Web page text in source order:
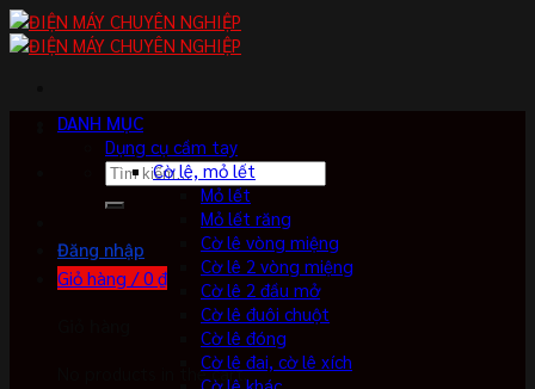
Skip
to
Tìm
kiếm:
Đăng nhập
Giỏ hàng /0 ₫
No products in the cart.
DANH MỤC
Dụng cụ cầm tay
Cờ lê, mỏ lết
Mỏ lết
Mỏ lết răng
Cờ lê vòng miệng
Cờ lê 2 vòng miệng
Cờ lê 2 đầu mở
Cờ lê đuôi chuột
Cờ lê đóng
Cờ lê đai, cờ lê xích